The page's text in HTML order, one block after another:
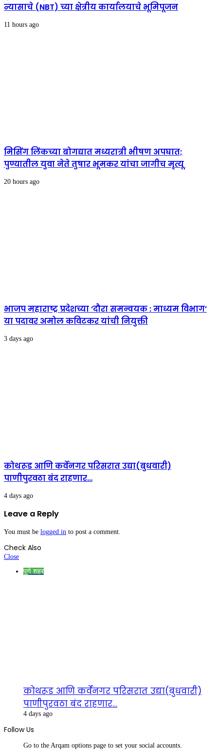
न्यासाचे (NBT) च्या क्षेत्रीय कार्यालयाचे भूमिपूजन
11 hours ago
मिसिंग लिंकच्या बोगद्यात मध्यरात्री भीषण अपघात;
पुण्यातील युवा नेते तुषार भूमकर यांचा जागीच मृत्यू
20 hours ago
भाजप महाराष्ट्र प्रदेशच्या ‘दौरा समन्वयक : माध्यम विभाग’
या पदावर अमोल कविटकर यांची नियुक्ती
3 days ago
कोथरूड आणि कर्वेनगर परिसरात उद्या(बुधवारी)
पाणीपुरवठा बंद राहणार…
4 days ago
Leave a Reply
You must be logged in to post a comment.
Check Also
Close
पुणे शहर
कोथरूड आणि कर्वेनगर परिसरात उद्या(बुधवारी)
पाणीपुरवठा बंद राहणार…
4 days ago
Follow Us
Go to the Arqam options page to set your social accounts.